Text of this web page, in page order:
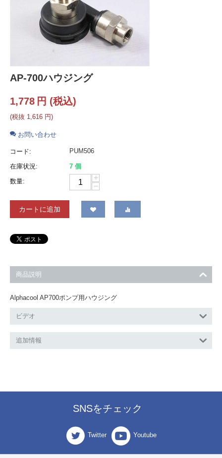
AP-700ハウジング
1,778 円 (税込)
(税抜 1,616 円)
お問い合わせ
コード: PUM506
在庫状況:
7 個
数量:
+
−
カートに追加
商品説明
Alphacool AP700ポンプ用ハウジング
ビデオ
追加情報
SNSをチェック
Twitter Youtube